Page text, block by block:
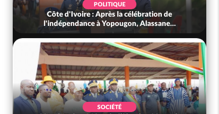
POLITIQUE
Côte d'Ivoire : Après la célébration de
l'indépendance à Yopougon, Alassane...
SOCIÉTÉ